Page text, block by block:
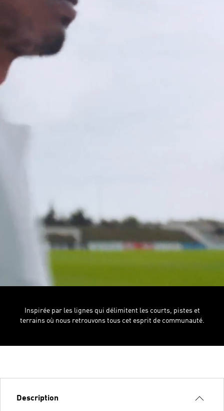
Inspirée par les lignes qui délimitent les courts, pistes et
terrains où nous retrouvons tous cet esprit de communauté.
Description